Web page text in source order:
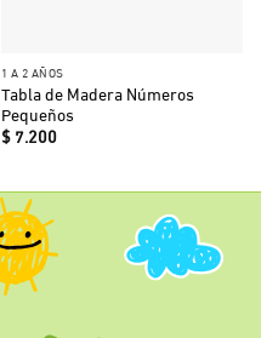
1 A 2 AÑOS
Tabla de Madera Números
Pequeños
$7.200